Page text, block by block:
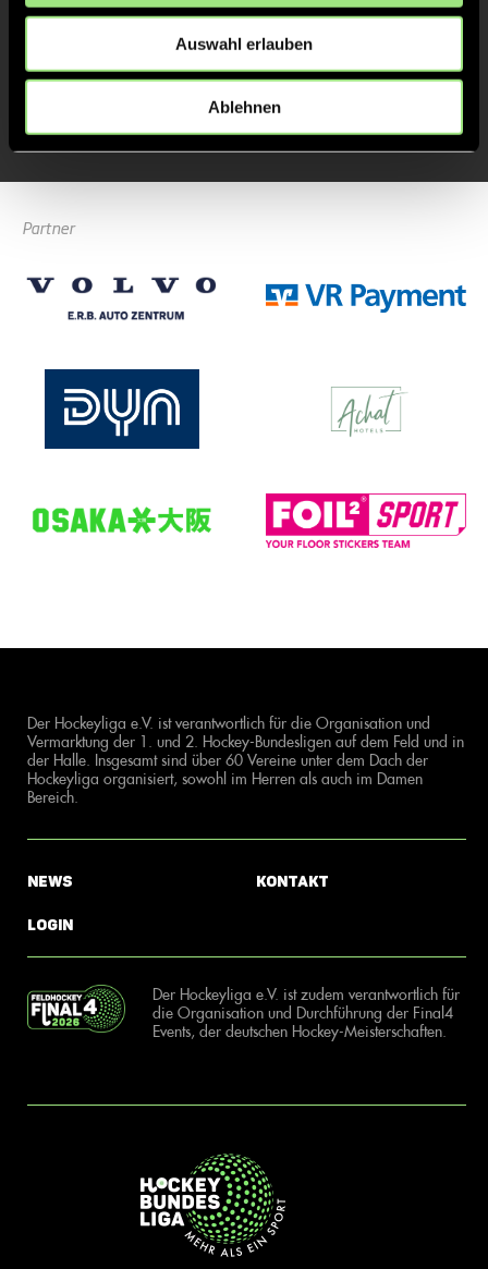
Auswahl erlauben
Ablehnen
LukasK. 3
Partner
Der Hockeyliga e.V. ist verantwortlich für die Organisation und
Vermarktung der 1. und 2. Hockey-Bundesligen auf dem Feld und in
der Halle. Insgesamt sind über 60 Vereine unter dem Dach der
Hockeyliga organisiert, sowohl im Herren als auch im Damen
Bereich.
News
Login
Kontakt
Der Hockeyliga e.V. ist zudem verantwortlich für
die Organisation und Durchführung der Final4
Events, der deutschen Hockey-Meisterschaften.